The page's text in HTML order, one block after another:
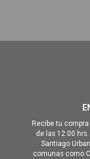
Recibe tu
de las 12:00
Santiago
comunas como